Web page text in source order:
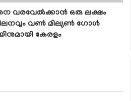
വരവേല്‍ക്കാന്‍ ഒരു ലക്ഷം
വണ്‍ മില്യണ്‍ ഗോള്‍
കേരളം